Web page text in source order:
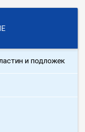
и подложек